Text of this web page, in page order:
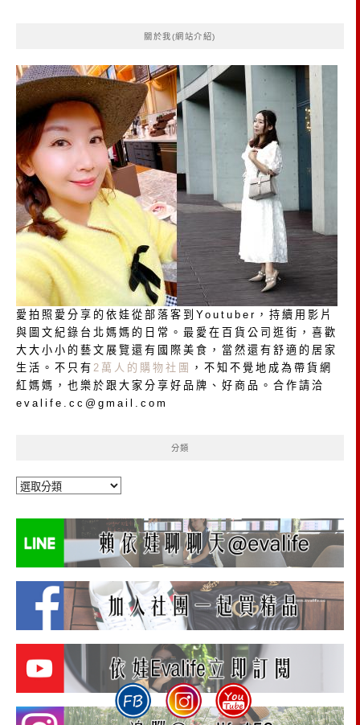
關於我(網站介紹)
愛拍照愛分享的依娃從部落客到Youtuber，持續用影片
與圖文紀錄台北媽媽的日常。最愛在百貨公司逛街，喜歡
大大小小的藝文展覽還有國際美食，當然還有舒適的居家
生活。不只有 2萬人的購物社團
，不知不覺地成為帶貨網
紅媽媽，也樂於跟大家分享好品牌、好商品。合作請洽
evalife.cc@gmail.com
分類
分